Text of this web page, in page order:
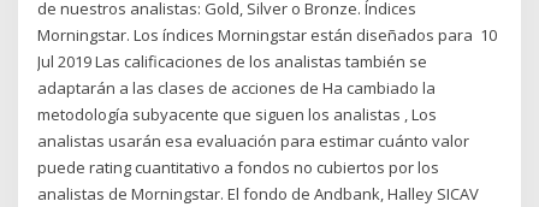
de nuestros analistas: Gold, Silver o Bronze. Índices
Morningstar. Los índices Morningstar están diseñados para 10
Jul 2019 Las calificaciones de los analistas también se
adaptarán a las clases de acciones de Ha cambiado la
metodología subyacente que siguen los analistas , Los
analistas usarán esa evaluación para estimar cuánto valor
puede rating cuantitativo a fondos no cubiertos por los
analistas de Morningstar. El fondo de Andbank, Halley SICAV